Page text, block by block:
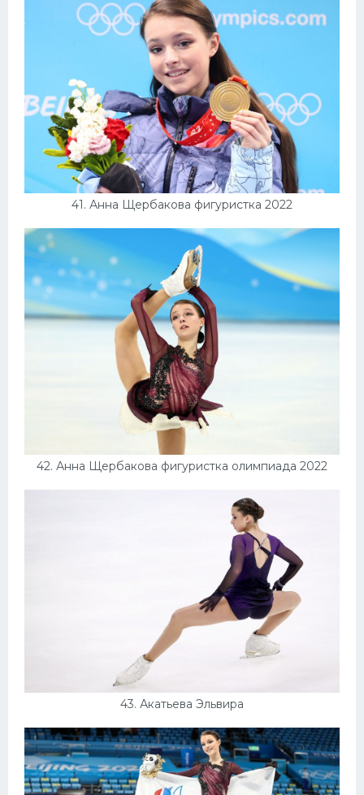
41. Анна Щербакова фигуристка 2022
42. Анна Щербакова фигуристка олимпиада 2022
43. Акатьева Эльвира